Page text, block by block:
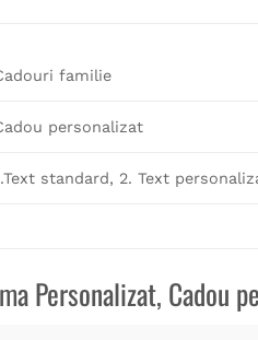
familie
personalizat
standard, 2. Text
Personalizat, Cadou